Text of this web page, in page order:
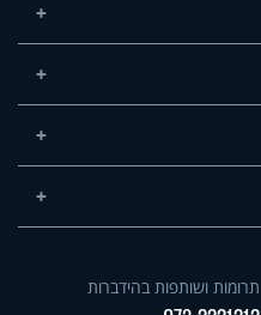
תרומות ושותפות בהידברות